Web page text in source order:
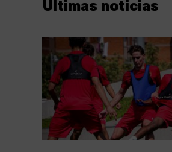
Últimas noticias